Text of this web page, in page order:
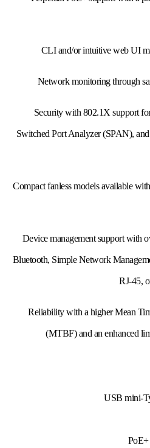
* Security with 802.1X support
Switched Port Analyzer (SPAN),
* Compact fanless models available
*Device management support with
Bluetooth, Simple Network
RJ-45,
* Reliability with a higher Mean
(MTBF) and an enhanced